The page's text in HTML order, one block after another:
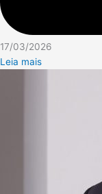
17/03/2026
Leia mais